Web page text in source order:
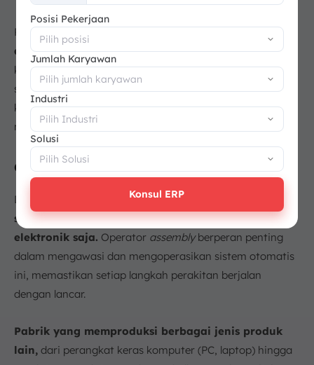
Perakitan komponen vital inimenuntut tingkat akurasi
dan daya tahanyang sangat tinggi demi performa dan
keselamatan keseluruhan kendaraan. Oleh karena itu,
setiap tahapan proses wajib mematuhi protokol kontrol
kualitas yang ketat guna meminimalkan risiko kegagalan
mekanis pada kondisi ekstrem.
d. Industri Manufaktur Lainnya
Dengan menggunakan siklus produksi manufaktur,
sistem tidak terbatas pada sektor otomotif dan
elektronik saja. Operator assemblyberperan penting
dalam mengawasi dan mengoperasikan sistem otomatis
ini, memastikan setiap langkah perakitan berjalan
dengan lancar.
Pabrik yang memproduksi berbagai jenis produk
lain, dari perangkat keras komputer (PC, laptop) hingga
+62
Posisi Pekerjaan
Jumlah Karyawan
Industri
Solusi
Konsul ERP